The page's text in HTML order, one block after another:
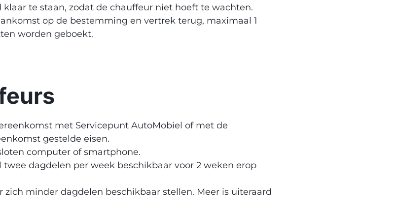
te staan, zodat de chauffeur niet hoeft te wachten.
op de bestemming en vertrek terug, maximaal 1
worden geboekt.
met Servicepunt AutoMobiel of met de
gestelde eisen.
computer of smartphone.
dagdelen per week beschikbaar voor 2 weken erop
minder dagdelen beschikbaar stellen. Meer is uiteraard